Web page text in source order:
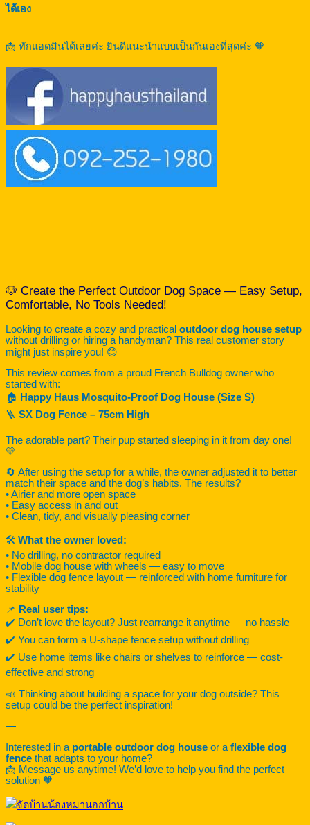
ได้เอง
📩 ทักแอดมินได้เลยค่ะ ยินดีแนะนำแบบเป็นกันเองที่สุดค่ะ 🧡
🐶 Create the Perfect Outdoor Dog Space — Easy Setup,
Comfortable, No Tools Needed!
Looking to create a cozy and practical outdoor dog house setup
without drilling or hiring a handyman? This real customer story
might just inspire you! 😊
This review comes from a proud French Bulldog owner who
started with:
🏠 Happy Haus Mosquito-Proof Dog House (Size S)
🪜 SX Dog Fence – 75cm High
The adorable part? Their pup started sleeping in it from day one!
💛
🔄 After using the setup for a while, the owner adjusted it to better
match their space and the dog’s habits. The results?
• Airier and more open space
• Easy access in and out
• Clean, tidy, and visually pleasing corner
🛠️ What the owner loved:
• No drilling, no contractor required
• Mobile dog house with wheels — easy to move
• Flexible dog fence layout — reinforced with home furniture for
stability
📌 Real user tips:
✔️ Don’t love the layout? Just rearrange it anytime — no hassle
✔️ You can form a U-shape fence setup without drilling
✔️ Use home items like chairs or shelves to reinforce — cost-
effective and strong
📣 Thinking about building a space for your dog outside? This
setup could be the perfect inspiration!
—
Interested in a portable outdoor dog house or a flexible dog
fence that adapts to your home?
📩 Message us anytime! We’d love to help you find the perfect
solution 🧡